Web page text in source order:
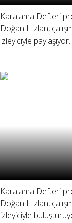
Karalama Defteri
Doğan Hızlan,
izleyiciyle paylaşıyor.
Karalama Defteri
Doğan Hızlan,
izleyiciyle